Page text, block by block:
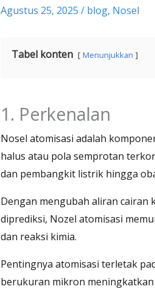
Agustus 25, 2025 / blog, Nosel
Tabel konten Menunjukkan
1. Perkenalan
Nosel atomisasi adalah
halus atau pola semprotan
dan pembangkit listrik hingga
Dengan mengubah aliran
diprediksi, Nozel atomisasi
dan reaksi kimia.
Pentingnya atomisasi terletak
berukuran mikron